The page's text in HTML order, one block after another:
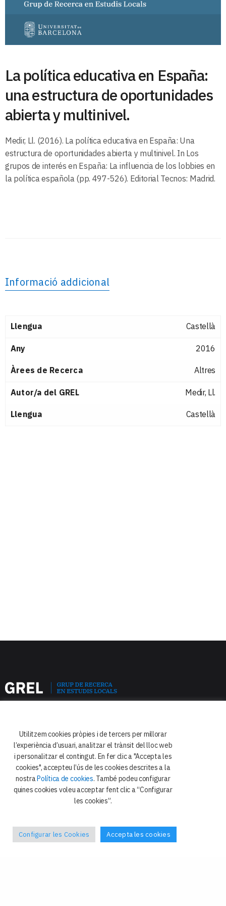
La política educativa en España:
una estructura de oportunidades
abierta y multinivel.
Medir, Ll. (2016). La política educativa en España: Una
estructura de oportunidades abierta y multinivel. In Los
grupos de interés en España: La influencia de los lobbies en
la política española (pp. 497-526). Editorial Tecnos: Madrid.
Informació addicional
Llengua Castellà
Any 2016
Àrees de Recerca Altres
Autor/a del GREL Medir, Ll.
Llengua Castellà
Facultat de Dret
Departament de Dret Constitucional
i Ciència Política
Avda. Diagonal 684
Utilitzem cookies pròpies i de tercers per millorar
l’experiència d’usuari, analitzar el trànsit del lloc web
i personalitzar el contingut. En fer clic a "Accepta les
cookies", accepteu l’ús de les cookies descrites a la
nostraPolítica de cookies. També podeu configurar
quines cookies voleu acceptar fent clic a “Configurar
les cookies”.
Configurar les Cookies Accepta les cookies